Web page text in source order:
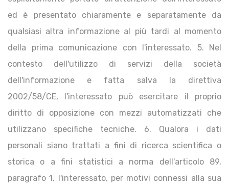
ed è presentato chiaramente e separatamente da
qualsiasi altra informazione al più tardi al momento
della prima comunicazione con l'interessato. 5. Nel
contesto dell'utilizzo di servizi della società
dell'informazione e fatta salva la direttiva
2002/58/CE, l'interessato può esercitare il proprio
diritto di opposizione con mezzi automatizzati che
utilizzano specifiche tecniche. 6. Qualora i dati
personali siano trattati a fini di ricerca scientifica o
storica o a fini statistici a norma dell'articolo 89,
paragrafo 1, l'interessato, per motivi connessi alla sua